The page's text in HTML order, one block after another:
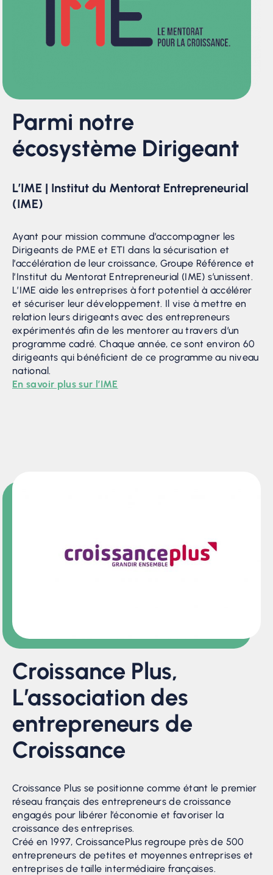
Parmi notre
écosystème Dirigeant
L’IME | Institut du Mentorat Entrepreneurial
(IME)
Ayant pour mission commune d’accompagner les
Dirigeants de PME et ETI dans la sécurisation et
l’accélération de leur croissance, Groupe Référence et
l’Institut du Mentorat Entrepreneurial (IME) s’unissent.
L’IME aide les entreprises à fort potentiel à accélérer
et sécuriser leur développement. Il vise à mettre en
relation leurs dirigeants avec des entrepreneurs
expérimentés afin de les mentorer au travers d’un
programme cadré. Chaque année, ce sont environ 60
dirigeants qui bénéficient de ce programme au niveau
national.
En savoir plus sur l’IME
Croissance Plus,
L’association des
entrepreneurs de
Croissance
Croissance Plus se positionne comme étant le premier
réseau français des entrepreneurs de croissance
engagés pour libérer l’économie et favoriser la
croissance des entreprises.
Créé en 1997, CroissancePlus regroupe près de 500
entrepreneurs de petites et moyennes entreprises et
entreprises de taille intermédiaire françaises.